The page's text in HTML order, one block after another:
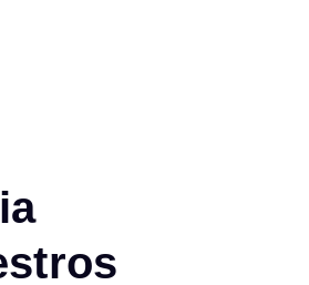
ia
stros